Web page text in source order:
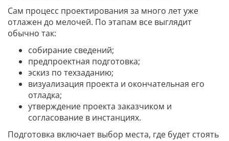
Сам процесс проектирования за много лет уже
отлажен до мелочей. По этапам все выглядит
обычно так:
собирание сведений;
предпроектная подготовка;
эскиз по техзаданию;
визуализация проекта и окончательная его
отладка;
утверждение проекта заказчиком и
согласование в инстанциях.
Подготовка включает выбор места, где будет стоять